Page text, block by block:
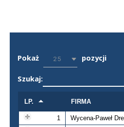
Pokaż 25 pozycji
Szukaj:
LP. FIRMA
1
Wycena-Paweł